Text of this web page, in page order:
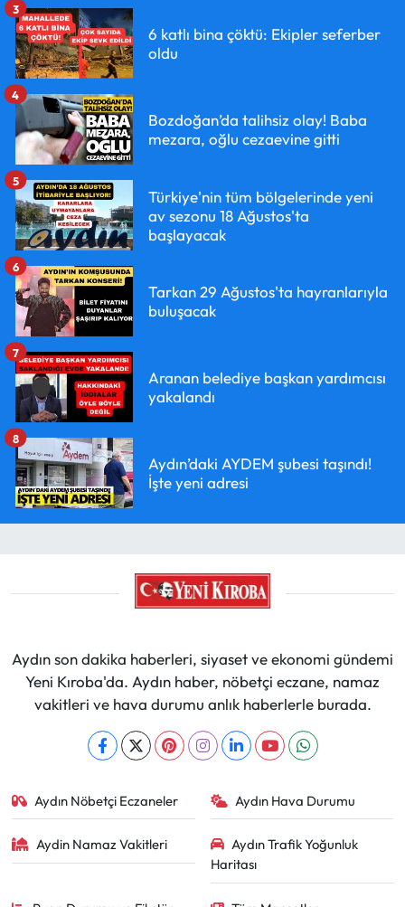
6 katlı bina çöktü: Ekipler seferber
oldu
3
Bozdoğan’da talihsiz olay! Baba
mezara, oğlu cezaevine gitti
4
Türkiye'nin tüm bölgelerinde yeni
av sezonu 18 Ağustos'ta
başlayacak
5
Tarkan 29 Ağustos'ta hayranlarıyla
buluşacak
6
Aranan belediye başkan yardımcısı
yakalandı
7
Aydın’daki AYDEM şubesi taşındı!
İşte yeni adresi
8
Aydın son dakika haberleri, siyaset ve ekonomi gündemi
Yeni Kıroba'da. Aydın haber, nöbetçi eczane, namaz
vakitleri ve hava durumu anlık haberlerle burada.
Aydın Nöbetçi Eczaneler Aydın Hava Durumu
Aydin Namaz Vakitleri
Aydın Trafik Yoğunluk
Haritası